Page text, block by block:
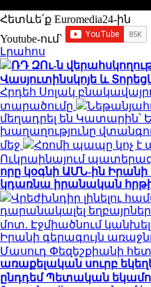
Հետևե՛ք Euromedia24-ին
Youtube-ում`
Լրահոս
ՌԴ ԶՈւ-ն
Վասյուտինսկոյե և
Հրդեհ Սոլակ
տարածումը
մեղադրել են Կատարին՝
խաղաղությունը
մեջ
Հռոմի պապը կոչ է
Ուկրաինայում
որը կօգնի ԱՄՆ-ին
կդառնա իրանական
Վրեժխնդիր լինելու
դարանակալել
մոտ. Էջմիածնում
Իրանի գերագույն
Մասուդ Փեզեշքիանի հետ
առաքելական սուրբ
ընդդեմ Պետական